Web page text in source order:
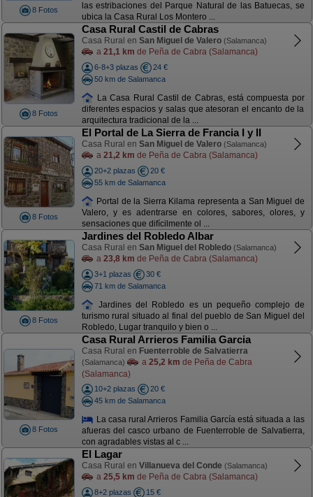
8 Fotos
las estribaciones del Parque Natural de las Batuecas, se
ubica la Casa Rural Los Montero ...
8 Fotos
Casa Rural Castil de Cabras
Casa Rural en San Miguel de Valero (Salamanca)
a 21,1 km de Peña de Cabra (Salamanca)
6-8+3 plazas
24 €
50 km de Salamanca
La Casa Rural Castil de Cabras, está compuesta por
diferentes espacios y salas que atesoran el encanto de la
arquitectura tradicional de la ...
8 Fotos
El Portal de La Sierra de Francia I y II
Casa Rural en San Miguel de Valero (Salamanca)
a 21,2 km de Peña de Cabra (Salamanca)
20+2 plazas
20 €
55 km de Salamanca
Portal de la Sierra Kilama representa a San Miguel de
Valero, y es adentrarse en colores, sabores, olores, y
sensaciones que difícilmente ol ...
8 Fotos
Jardines del Robledo Albar
Casa Rural en San Miguel del Robledo (Salamanca)
a 23,8 km de Peña de Cabra (Salamanca)
3+1 plazas
30 €
71 km de Salamanca
Jardines del Robledo es un pequeño complejo de
turismo rural situado al final del pueblo de San Miguel del
Robledo, Lugar tranquilo y bien o ...
8 Fotos
Casa Rural Arrieros Familia Garcia
Casa Rural en Fuenterroble de Salvatierra
(Salamanca) a 25,2 km de Peña de Cabra
(Salamanca)
10+2 plazas
20 €
45 km de Salamanca
La casa rural Arrieros Familia García está situada a las
afueras del casco urbano de Fuenterroble de Salvatierra,
con agradables vistas al c ...
El Lagar
Casa Rural en Villanueva del Conde (Salamanca)
a 25,5 km de Peña de Cabra (Salamanca)
8+2 plazas
15 €